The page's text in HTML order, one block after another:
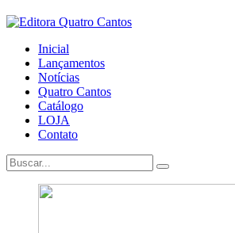
Inicial
Lançamentos
Notícias
Quatro Cantos
Catálogo
LOJA
Contato